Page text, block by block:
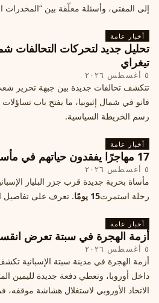
إلى المفتي، وأسئلة معلّقة بين “المخدرات
أخبار عامة
تحليل جديد لتحركات التحالفات
تيغراي
٥ أغسطس ٢٠٢٦
تتكشف تحالفات جديدة بين جبهة تحرير
فانو في شمال إثيوبيا، ما يفتح باب
رسم الخريطة السياسية.
أخبار عامة
17 مهاجرًا يفقدون حياتهم في مأساة بحرية قرب إسبانيا
٥ أغسطس ٢٠٢٦
مأساة بحرية جديدة قرب جزر البليار
رحلة استمرت15 يومًا . تعرف على تفاصيل
أخبار عامة
أزمة الهجرة في سبتة تعرض
٥ أغسطس ٢٠٢٦
أزمة الهجرة في مدينة سبتة الإسبانية
داخل أوروبا، وتعطي دفعة جديدة لليمين
الاتحاد الأوروبي لاستغلال هشاشة موقفه،